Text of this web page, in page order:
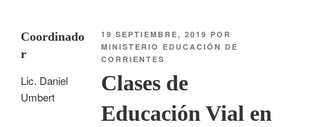
19 SEPTIEMBRE, 2019 POR
MINISTERIO EDUCACIÓN DE
CORRIENTES
Clases de
Educación Vial en
Coordinado
r
Lic. Daniel
Umbert